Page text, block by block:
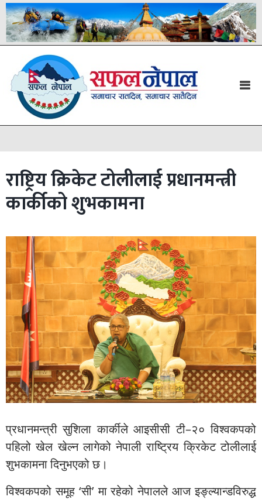
राष्ट्रिय क्रिकेट टोलीलाई प्रधानमन्त्री
कार्कीको शुभकामना
प्रधानमन्त्री सुशिला कार्कीले आइसीसी टी–२० विश्वकपको
पहिलो खेल खेल्न लागेको नेपाली राष्ट्रिय क्रिकेट टोलीलाई
शुभकामना दिनुभएको छ।
विश्वकपको समूह ‘सी’ मा रहेको नेपालले आज इङ्ल्यान्डविरुद्ध